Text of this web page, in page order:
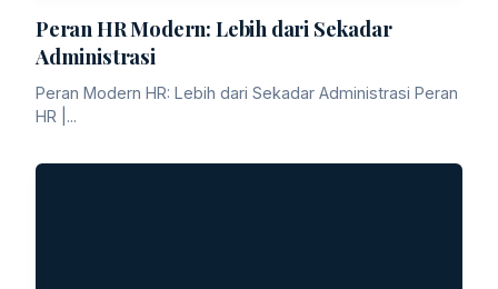
Peran HR Modern: Lebih dari Sekadar
Administrasi
Peran Modern HR: Lebih dari Sekadar Administrasi Peran
HR |...